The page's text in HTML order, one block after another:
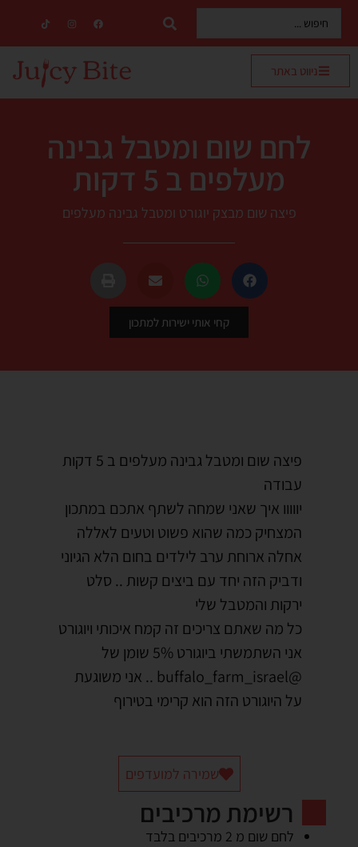
ניווט באתר
לחם שום ומטבל גבינה
מעלפים ב 5 דקות
פיצה שום מבצק יוגורט ומטבל גבינה מעלפים
קחי אותי ישירות למתכון
פיצה שום ומטבל גבינה מעלפים ב 5 דקות
עבודה
יווווו איך שאני שמחה לשתף אתכם במתכון
המצחיק כמה שהוא פשוט וטעים לאללה
אחלה ארוחת ערב לילדים בחום הלא הגיוני
ודביק הזה יחד עם ביצים קשות .. סלט
ירקות והמטבל שלי
כל מה שאתם צריכים זה קמח איכותי ויוגורט
אני השתמשתי ביוגורט 5% שומן של
@buffalo_farm_israel .. אני משוגעת
על היוגורט הזה הוא קרימי בטירוף
רשימת מרכיבים
שמירה למועדפים
לחם שום מ 2 מרכיבים בלבד